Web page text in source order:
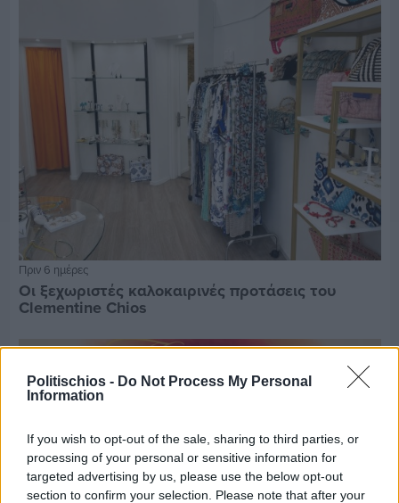
Politischios - Do Not Process My Personal
Information
If you wish to opt-out of the sale, sharing to third parties, or
processing of your personal or sensitive information for
targeted advertising by us, please use the below opt-out
section to confirm your selection. Please note that after your
Πριν 6 ημέρες
Οι ξεχωριστές καλοκαιρινές προτάσεις του
Clementine Chios